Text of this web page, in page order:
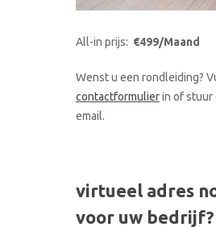
All-in prijs: €499/Maand
Wenst u een rondleiding?
contactformulierin of stuur
email.
virtueel adres
voor uw bedrijf?